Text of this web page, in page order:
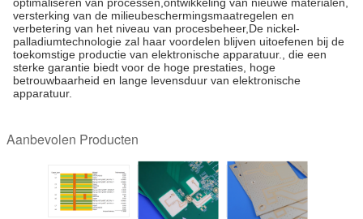
versterking van de milieubeschermingsmaatregelen en
verbetering van het niveau van procesbeheer,De nickel-
palladiumtechnologie zal haar voordelen blijven uitoefenen bij de
toekomstige productie van elektronische apparatuur., die een
sterke garantie biedt voor de hoge prestaties, hoge
betrouwbaarheid en lange levensduur van elektronische
apparatuur.
Aanbevolen Producten